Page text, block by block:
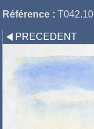
Référence : T042.10
PRECEDENT